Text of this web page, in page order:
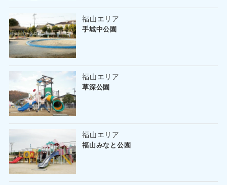
福山エリア
手城中公園
福山エリア
草深公園
福山エリア
福山みなと公園